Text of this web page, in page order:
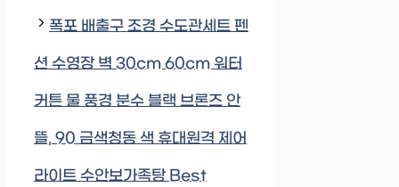
폭포 배출구 조경 수도관세트 펜
션 수영장 벽 30cm 60cm 워터
커튼 물 풍경 분수 블랙 브론즈 안
뜰, 90 금색청동 색 휴대원격 제어
라이트 수안보가족탕 Best